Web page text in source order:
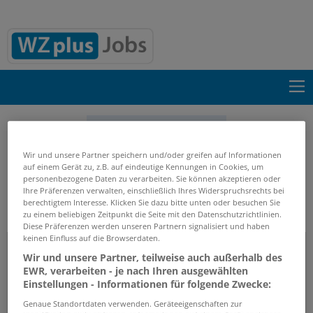
Start
Firmenprofile
Weinmann Emergency Medical
Technology GmbH & Co. KG
Firmenprofil
Weinmann Emergency Medical
Technology GmbH & Co. KG
Wir und unsere Partner speichern und/oder greifen auf Informationen
auf einem Gerät zu, z.B. auf eindeutige Kennungen in Cookies, um
personenbezogene Daten zu verarbeiten. Sie können akzeptieren oder
Ihre Präferenzen verwalten, einschließlich Ihres Widerspruchsrechts bei
berechtigtem Interesse. Klicken Sie dazu bitte unten oder besuchen Sie
zu einem beliebigen Zeitpunkt die Seite mit den Datenschutzrichtlinien.
Diese Präferenzen werden unseren Partnern signalisiert und haben
keinen Einfluss auf die Browserdaten.
Wir und unsere Partner, teilweise auch außerhalb des
EWR, verarbeiten - je nach Ihren ausgewählten
Einstellungen - Informationen für folgende Zwecke:
Genaue Standortdaten verwenden. Geräteeigenschaften zur